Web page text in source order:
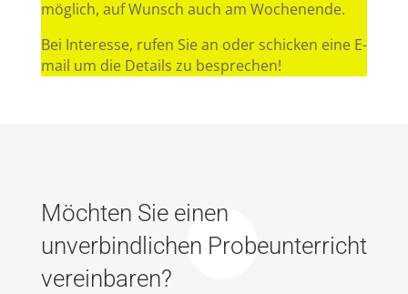
möglich, auf Wunsch auch am Wochenende.
Bei Interesse, rufen Sie an oder schicken eine E-
mail um die Details zu besprechen!
Möchten Sie einen
unverbindlichen Probeunterricht
vereinbaren?